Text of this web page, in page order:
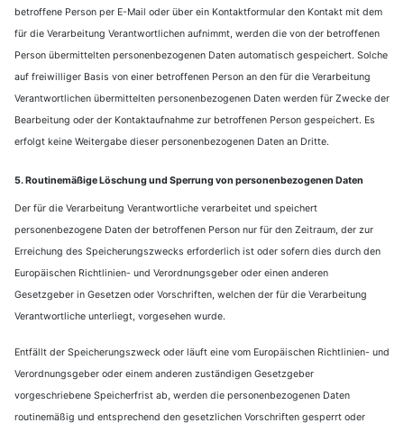
betroffene Person per E-Mail oder über ein Kontaktformular den Kontakt mit dem
für die Verarbeitung Verantwortlichen aufnimmt, werden die von der betroffenen
Person übermittelten personenbezogenen Daten automatisch gespeichert. Solche
auf freiwilliger Basis von einer betroffenen Person an den für die Verarbeitung
Verantwortlichen übermittelten personenbezogenen Daten werden für Zwecke der
Bearbeitung oder der Kontaktaufnahme zur betroffenen Person gespeichert. Es
erfolgt keine Weitergabe dieser personenbezogenen Daten an Dritte.
5. Routinemäßige Löschung und Sperrung von personenbezogenen Daten
Der für die Verarbeitung Verantwortliche verarbeitet und speichert
personenbezogene Daten der betroffenen Person nur für den Zeitraum, der zur
Erreichung des Speicherungszwecks erforderlich ist oder sofern dies durch den
Europäischen Richtlinien- und Verordnungsgeber oder einen anderen
Gesetzgeber in Gesetzen oder Vorschriften, welchen der für die Verarbeitung
Verantwortliche unterliegt, vorgesehen wurde.
Entfällt der Speicherungszweck oder läuft eine vom Europäischen Richtlinien- und
Verordnungsgeber oder einem anderen zuständigen Gesetzgeber
vorgeschriebene Speicherfrist ab, werden die personenbezogenen Daten
routinemäßig und entsprechend den gesetzlichen Vorschriften gesperrt oder